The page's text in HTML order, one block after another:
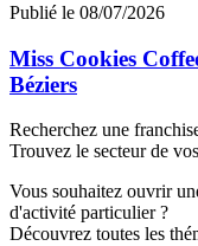
Publié le 08/07/2026
Miss Cookies
Béziers
Recherchez une
Trouvez le secteur de
Vous souhaitez ouvrir
d'activité particulier ?
Découvrez toutes les